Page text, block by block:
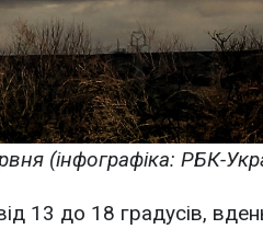
(інфографіка: РБК-
13 до 18 градусів,